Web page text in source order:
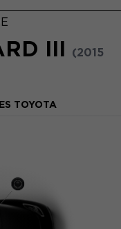
III
(2015
TOYOTA